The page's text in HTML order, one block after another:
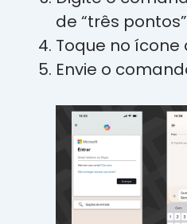
de “três
Toque no ícone
Envie o